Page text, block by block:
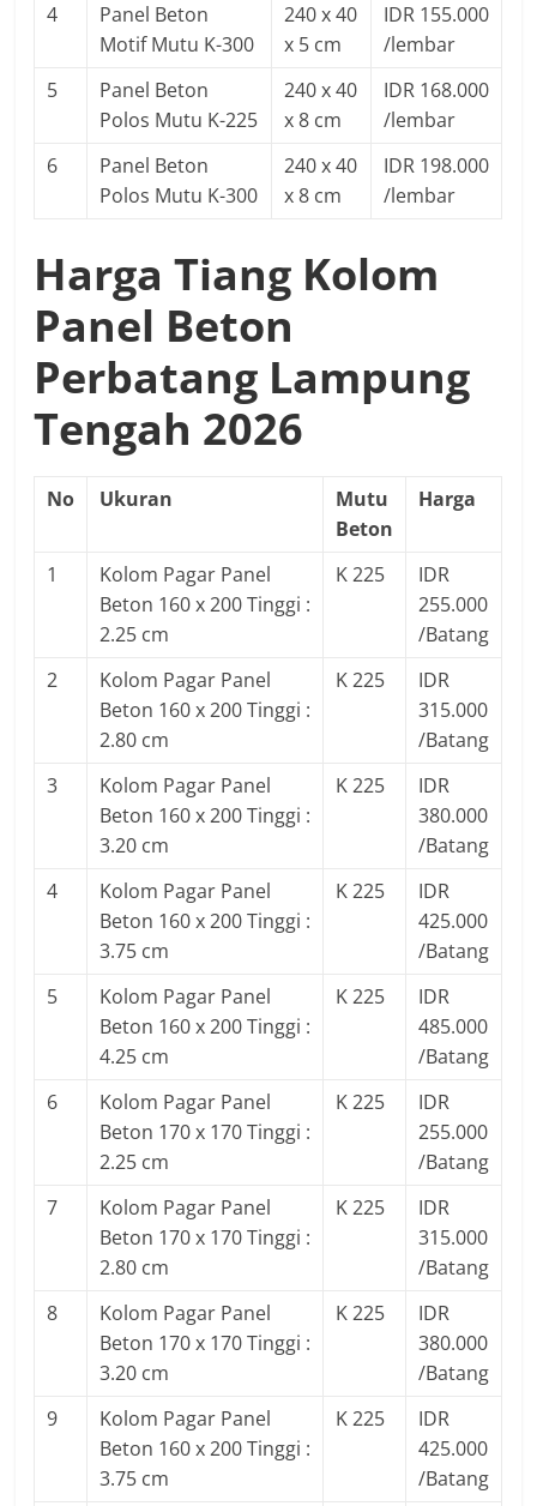
4
Panel Beton
Motif Mutu K-300
240 x 40
x 5 cm
IDR 155.000
/lembar
5
Panel Beton
Polos Mutu K-225
240 x 40
x 8 cm
IDR 168.000
/lembar
6
Panel Beton
Polos Mutu K-300
240 x 40
x 8 cm
IDR 198.000
/lembar
Harga Tiang Kolom
Panel Beton
Perbatang Lampung
Tengah 2026
No Ukuran
Mutu
Beton
Harga
1
Kolom Pagar Panel
Beton 160 x 200 Tinggi :
2.25 cm
K 225
IDR
255.000
/Batang
2
Kolom Pagar Panel
Beton 160 x 200 Tinggi :
2.80 cm
K 225
IDR
315.000
/Batang
3
Kolom Pagar Panel
Beton 160 x 200 Tinggi :
3.20 cm
K 225
IDR
380.000
/Batang
4
Kolom Pagar Panel
Beton 160 x 200 Tinggi :
3.75 cm
K 225
IDR
425.000
/Batang
5
Kolom Pagar Panel
Beton 160 x 200 Tinggi :
4.25 cm
K 225
IDR
485.000
/Batang
6
Kolom Pagar Panel
Beton 170 x 170 Tinggi :
2.25 cm
K 225
IDR
255.000
/Batang
7
Kolom Pagar Panel
Beton 170 x 170 Tinggi :
2.80 cm
K 225
IDR
315.000
/Batang
8
Kolom Pagar Panel
Beton 170 x 170 Tinggi :
3.20 cm
K 225
IDR
380.000
/Batang
9
Kolom Pagar Panel
Beton 160 x 200 Tinggi :
3.75 cm
K 225
IDR
425.000
/Batang